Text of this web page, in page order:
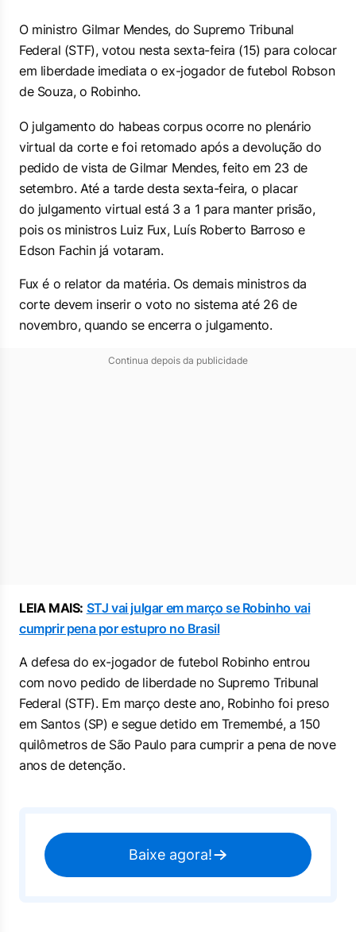
O ministro Gilmar Mendes, do Supremo Tribunal
Federal (STF), votou nesta sexta-feira (15) para colocar
em liberdade imediata o ex-jogador de futebol Robson
de Souza, o Robinho.
O julgamento do habeas corpus ocorre no plenário
virtual da corte e foi retomado após a devolução do
pedido de vista de Gilmar Mendes, feito em 23 de
setembro. Até a tarde desta sexta-feira, o placar
do julgamento virtual está 3 a 1 para manter prisão,
pois os ministros Luiz Fux, Luís Roberto Barroso e
Edson Fachin já votaram.
Fux é o relator da matéria. Os demais ministros da
corte devem inserir o voto no sistema até 26 de
novembro, quando se encerra o julgamento.
Continua depois da publicidade
LEIA MAIS: STJ vai julgar em março se Robinho vai
cumprir pena por estupro no Brasil
A defesa do ex-jogador de futebol Robinho entrou
com novo pedido de liberdade no Supremo Tribunal
Federal (STF). Em março deste ano, Robinho foi preso
em Santos (SP) e segue detido em Tremembé, a 150
quilômetros de São Paulo para cumprir a pena de nove
anos de detenção.
Baixe agora!